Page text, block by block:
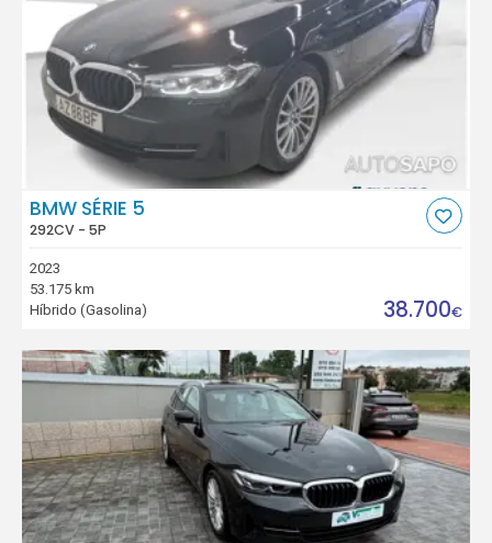
BMW SÉRIE 5
292CV - 5P
2023
53.175 km
Híbrido (Gasolina)
38.700€